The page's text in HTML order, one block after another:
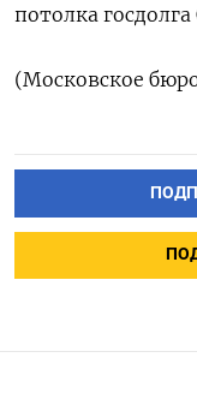
потолка
(Московское